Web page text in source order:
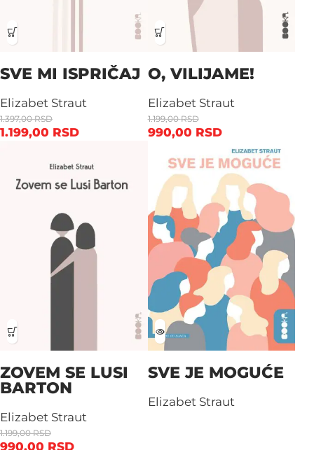
SVE MI ISPRIČAJ
Elizabet Straut
1.397,00RSD
1.199,00 RSD
O, VILIJAME!
Elizabet Straut
1.199,00RSD
990,00 RSD
ZOVEM SE LUSI
BARTON
Elizabet Straut
1.199,00RSD
990,00 RSD
SVE JE MOGUĆE
Elizabet Straut